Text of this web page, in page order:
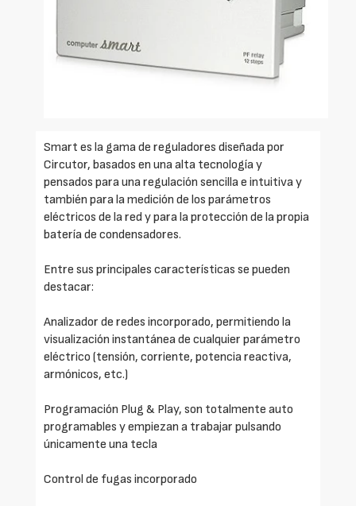
Smart es la gama de reguladores diseñada por
Circutor, basados en una alta tecnología y
pensados para una regulación sencilla e intuitiva y
también para la medición de los parámetros
eléctricos de la red y para la protección de la propia
batería de condensadores.
Entre sus principales características se pueden
destacar:
Analizador de redes incorporado, permitiendo la
visualización instantánea de cualquier parámetro
eléctrico (tensión, corriente, potencia reactiva,
armónicos, etc.)
Programación Plug & Play, son totalmente auto
programables y empiezan a trabajar pulsando
únicamente una tecla
Control de fugas incorporado